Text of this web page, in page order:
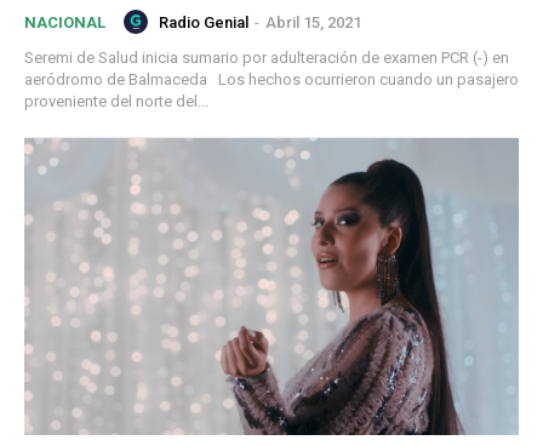
NACIONAL Radio Genial - Abril 15, 2021
Seremi de Salud inicia sumario por adulteración de examen PCR (-) en
aeródromo de Balmaceda Los hechos ocurrieron cuando un pasajero
proveniente del norte del...